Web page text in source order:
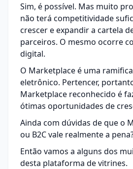
Sim, é possível. Mas muito
não terá competitividade
crescer e expandir a cartela
parceiros. O mesmo ocorre
digital.
O Marketplace é uma
eletrônico. Pertencer,
Marketplace reconhecido é
ótimas oportunidades de
Ainda com dúvidas de que o
ou B2C vale realmente a
Então vamos a alguns dos
desta plataforma de vitrines.